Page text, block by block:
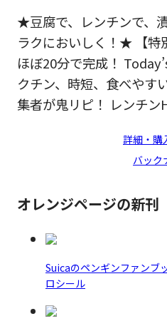
★豆腐で、レンチンで、
ラクにおいしく！★ 【特
ほぼ20分で完成！
クチン、時短、食べやす
集者が鬼リピ！ レンチ
詳細・購
バック
オレンジページの新刊
Suicaのペンギンファンブ
ロシール